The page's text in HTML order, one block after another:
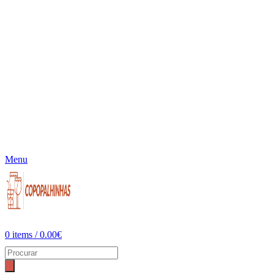
Menu
0 items / 0.00€